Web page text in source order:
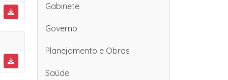
Gabinete
Governo
Planejamento e Obras
Saúde